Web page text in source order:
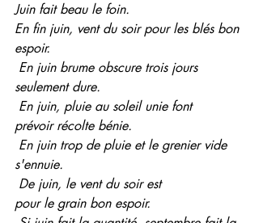
Juin fait beau le foin.
En fin juin, vent du soir pour les blés bon
espoir.
En juin brume obscure trois jours
seulement dure.
En juin, pluie au soleil unie font
prévoir récolte bénie.
s'ennuie.
De juin, le vent du soir est
pour le grain bon espoir.